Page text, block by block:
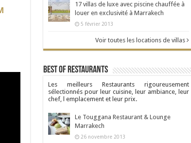
17 villas de luxe avec piscine chauffée à
louer en exclusivité à Marrakech
5 février 2013
Voir toutes les locations de villas
Best Of Restaurants
Les meilleurs Restaurants rigoureusement
sélectionnés pour leur cuisine, leur ambiance, leur
chef, l emplacement et leur prix.
Le Touggana Restaurant & Lounge
Marrakech
26 novembre 2013